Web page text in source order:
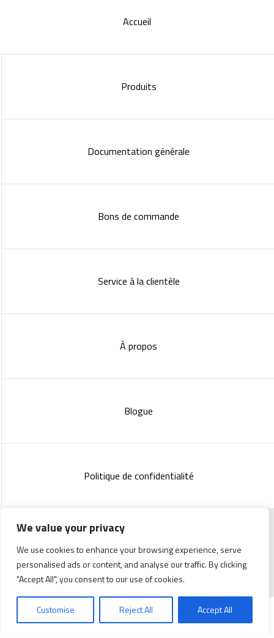
We value your privacy
We use cookies to enhance your browsing experience, serve
personalised ads or content, and analyse our traffic. By clicking
"Accept All", you consent to our use of cookies.
Customise Reject All Accept All
Accueil
Produits
Documentation générale
Bons de commande
Service à la clientèle
À propos
Blogue
Politique de confidentialité
Copyright 2023 :Standish Communications& Mélissa
Lachance